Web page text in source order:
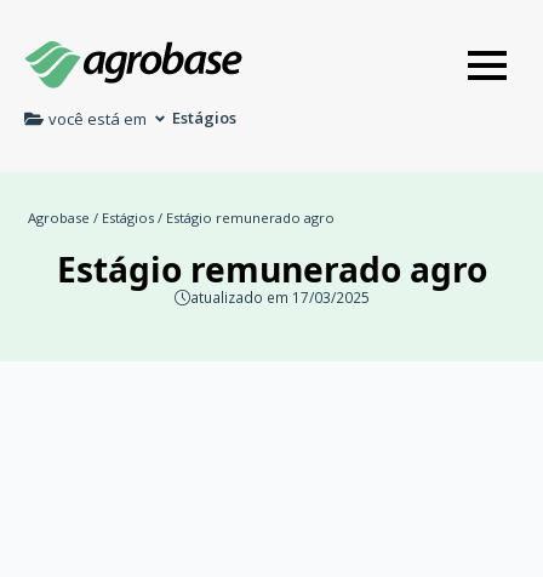
você está em Estágios
Agrobase / Estágios / Estágio remunerado agro
Estágio remunerado agro
atualizado em 17/03/2025